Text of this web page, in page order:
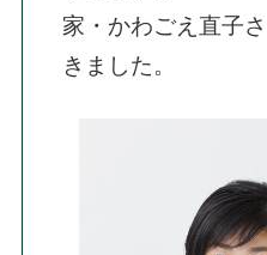
家・かわごえ直子
きました。